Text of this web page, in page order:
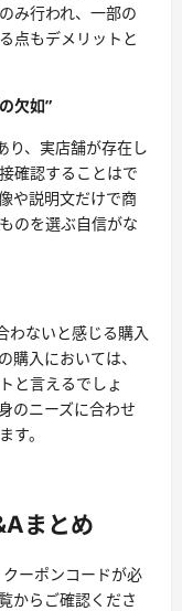
み行われ、一部の
点もデメリットと
欠如”
り、実店舗が存在し
確認することはで
や説明文だけで商
のを選ぶ自信がな
わないと感じる購入
購入においては、
と言えるでしょ
のニーズに合わせ
す。
まとめ
ーポンコードが必
からご確認くださ